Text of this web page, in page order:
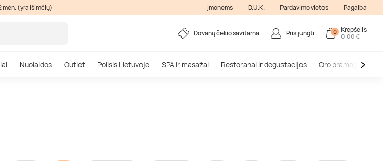
mėn. (yra išimčių) Įmonėms D.U.K. Pardavimo vietos Pagalba
Dovanų čekio savitarna Prisijungti 0 Krepšelis
0,00 €
Nuolaidos Outlet Poilsis Lietuvoje SPA ir masažai Restoranai ir degustacijos Oro pramogos